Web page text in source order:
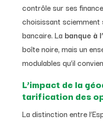
contrôle sur ses
choisissant
bancaire. La banque à
boîte noire, mais un
modulables qu’il
L’impact de la
tarification des
La distinction entre